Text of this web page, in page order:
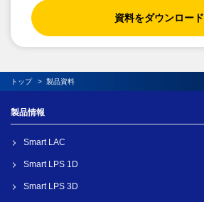
資料をダウンロード
トップ 製品資料
製品情報
Smart LAC
Smart LPS 1D
Smart LPS 3D